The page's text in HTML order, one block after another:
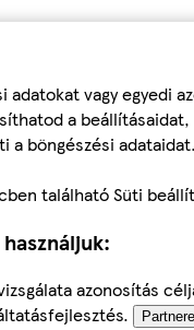
vagy egyedi
a
böngészési
található Süti
azonosítás